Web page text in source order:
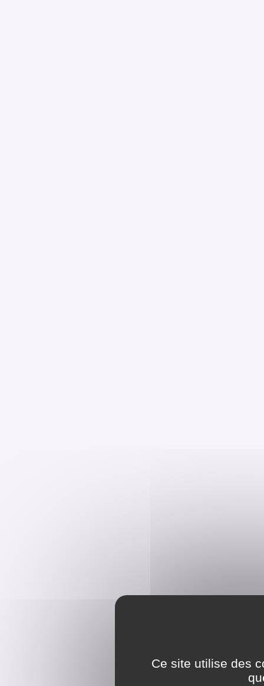
Ce site utilise des